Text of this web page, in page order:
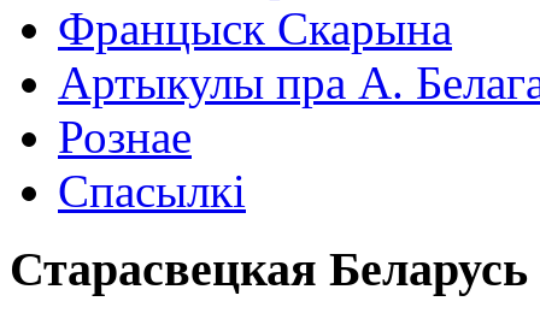
Францыск Скарына
Артыкулы пра А.
Рознае
Спасылкі
Старасвецкая Беларусь